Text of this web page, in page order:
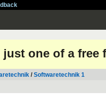
one of a free
/Softwaretechnik 1